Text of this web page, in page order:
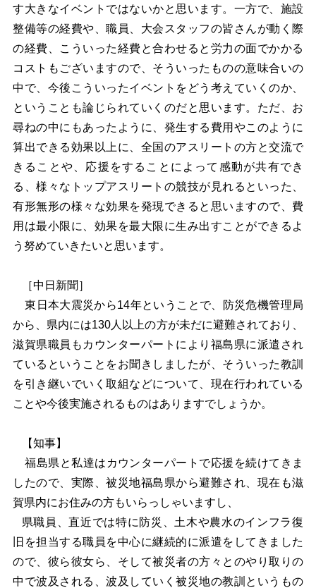
す大きなイベントではないかと思います。 一方で、施設
整備等の経費や、職員、大会スタッフの皆さんが動く際
の経費、こういった経費と合わせると労力の面でかかる
コストもございますので、そういったものの意味合いの
中で、今後こういったイベントをどう考えていくのか、
ということも論じられていくのだと思います。ただ、お
尋ねの中にもあったように、発生する費用やこのように
算出できる効果以上に、全国のアスリートの方と交流で
きることや、応援をすることによって感動が共有でき
る、様々なトップアスリートの競技が見れるといった、
有形無形の様々な効果を発現できると思いますので、費
用は最小限に、効果を最大限に生み出すことができるよ
う努めていきたいと思います。
［中日新聞］
東日本大震災から14年ということで、防災危機管理局
から、県内には130人以上の方が未だに避難されており、
滋賀県職員もカウンターパートにより福島県に派遣され
ているということをお聞きしましたが、そういった教訓
を引き継いでいく取組などについて、現在行われている
ことや今後実施されるものはありますでしょうか。
【知事】
福島県と私達はカウンターパートで応援を続けてきま
したので、実際、被災地福島県から避難され、現在も滋
賀県内にお住みの方もいらっしゃいますし、
県職員、直近では特に防災、土木や農水のインフラ復
旧を担当する職員を中心に継続的に派遣をしてきました
ので、彼ら彼女ら、そして被災者の方々とのやり取りの
中で波及される、波及していく被災地の教訓というもの